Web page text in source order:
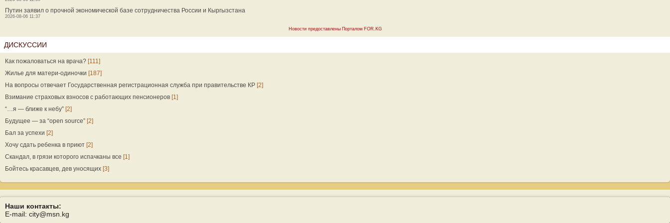
Путин заявил о прочной экономической базе сотрудничества России и Кыргызстана
2026-08-06 11:37
Новости предоставлены Порталом FOR.KG
ДИСКУССИИ
Как пожаловаться на врача? [111]
Жилье для матери-одиночки [187]
На вопросы отвечает Государственная регистрационная служба при правительстве КР [2]
Взимание страховых взносов с работающих пенсионеров [1]
“…я — ближе к небу” [2]
Будущее — за “open source” [2]
Бал за успехи [2]
Хочу сдать ребенка в приют [2]
Скандал, в грязи которого испачканы все [1]
Бойтесь красавцев, дев уносящих [3]
Наши контакты:
E-mail: city@msn.kg